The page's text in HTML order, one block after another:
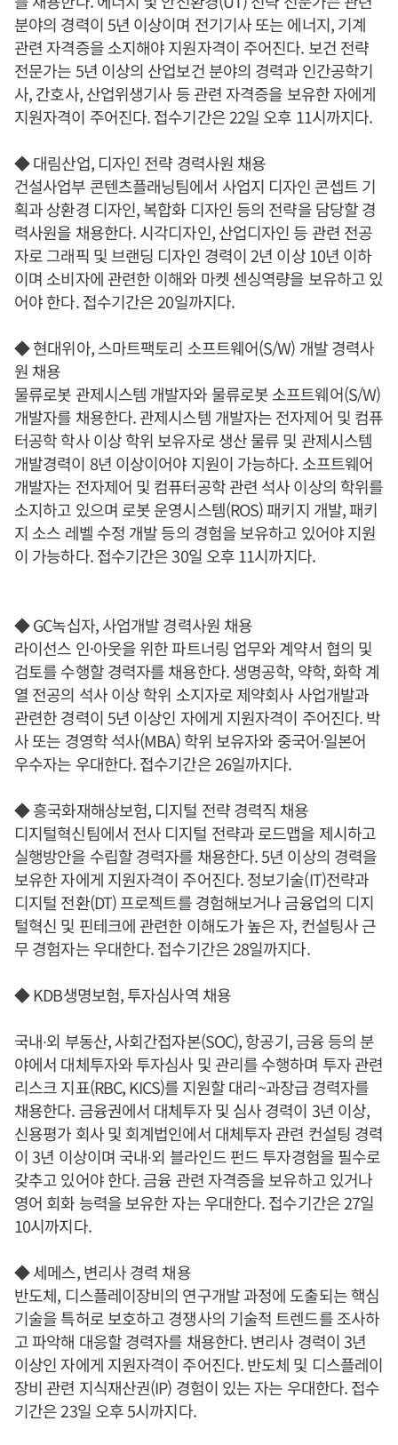
분야의 경력이 5년 이상이며 전기기사 또는 에너지, 기계
관련 자격증을 소지해야 지원자격이 주어진다. 보건 전략
전문가는 5년 이상의 산업보건 분야의 경력과 인간공학기
사, 간호사, 산업위생기사 등 관련 자격증을 보유한 자에게
지원자격이 주어진다. 접수기간은 22일 오후 11시까지다.
◆ 대림산업, 디자인 전략 경력사원 채용
건설사업부 콘텐츠플래닝팀에서 사업지 디자인 콘셉트 기
획과 상환경 디자인, 복합화 디자인 등의 전략을 담당할 경
력사원을 채용한다. 시각디자인, 산업디자인 등 관련 전공
자로 그래픽 및 브랜딩 디자인 경력이 2년 이상 10년 이하
이며 소비자에 관련한 이해와 마켓 센싱역량을 보유하고 있
어야 한다. 접수기간은 20일까지다.
◆ 현대위아, 스마트팩토리 소프트웨어(S/W) 개발 경력사
원 채용
물류로봇 관제시스템 개발자와 물류로봇 소프트웨어(S/W)
개발자를 채용한다. 관제시스템 개발자는 전자제어 및 컴퓨
터공학 학사 이상 학위 보유자로 생산 물류 및 관제시스템
개발경력이 8년 이상이어야 지원이 가능하다. 소프트웨어
개발자는 전자제어 및 컴퓨터공학 관련 석사 이상의 학위를
소지하고 있으며 로봇 운영시스템(ROS) 패키지 개발, 패키
지 소스 레벨 수정 개발 등의 경험을 보유하고 있어야 지원
이 가능하다. 접수기간은 30일 오후 11시까지다.
◆ GC녹십자, 사업개발 경력사원 채용
라이선스 인·아웃을 위한 파트너링 업무와 계약서 협의 및
검토를 수행할 경력자를 채용한다. 생명공학, 약학, 화학 계
열 전공의 석사 이상 학위 소지자로 제약회사 사업개발과
관련한 경력이 5년 이상인 자에게 지원자격이 주어진다. 박
사 또는 경영학 석사(MBA) 학위 보유자와 중국어∙일본어
우수자는 우대한다. 접수기간은 26일까지다.
◆ 흥국화재해상보험, 디지털 전략 경력직 채용
디지털혁신팀에서 전사 디지털 전략과 로드맵을 제시하고
실행방안을 수립할 경력자를 채용한다. 5년 이상의 경력을
보유한 자에게 지원자격이 주어진다. 정보기술(IT)전략과
디지털 전환(DT) 프로젝트를 경험해보거나 금융업의 디지
털혁신 및 핀테크에 관련한 이해도가 높은 자, 컨설팅사 근
무 경험자는 우대한다. 접수기간은 28일까지다.
◆ KDB생명보험, 투자심사역 채용
국내∙외 부동산, 사회간접자본(SOC), 항공기, 금융 등의 분
야에서 대체투자와 투자심사 및 관리를 수행하며 투자 관련
리스크 지표(RBC, KICS)를 지원할 대리~과장급 경력자를
채용한다. 금융권에서 대체투자 및 심사 경력이 3년 이상,
신용평가 회사 및 회계법인에서 대체투자 관련 컨설팅 경력
이 3년 이상이며 국내∙외 블라인드 펀드 투자경험을 필수로
갖추고 있어야 한다. 금융 관련 자격증을 보유하고 있거나
영어 회화 능력을 보유한 자는 우대한다. 접수기간은 27일
10시까지다.
◆ 세메스, 변리사 경력 채용
반도체, 디스플레이장비의 연구개발 과정에 도출되는 핵심
기술을 특허로 보호하고 경쟁사의 기술적 트렌드를 조사하
고 파악해 대응할 경력자를 채용한다. 변리사 경력이 3년
이상인 자에게 지원자격이 주어진다. 반도체 및 디스플레이
장비 관련 지식재산권(IP) 경험이 있는 자는 우대한다. 접수
기간은 23일 오후 5시까지다.